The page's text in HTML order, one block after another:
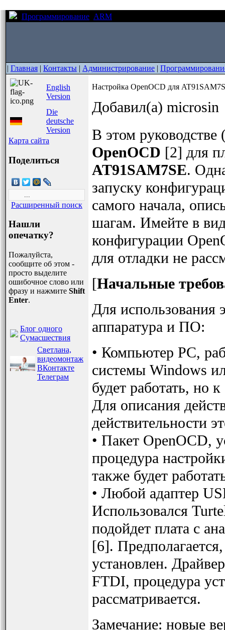
Программирование ARM
| Главная | Контакты | Администрирование |
English
Version
Die
deutsche
Version
Карта сайта
Поделиться
Расширенный поиск
Нашли
опечатку?
Пожалуйста,
сообщите об этом -
просто выделите
ошибочное слово или
фразу и нажмите Shift
Enter.
Блог одного
Сумасшествия
Светлана,
видеомонтаж
ВКонтакте
Телеграм
Настройка OpenOCD для
Добавил(а) microsin
В этом руководстве
OpenOCD [2] для
AT91SAM7SE.
запуску
самого начала,
шагам. Имейте в
конфигурации
для отладки не
[Начальные
Для использования
аппаратура и ПО:
• Компьютер PC,
системы Windows
будет работать, но
Для описания
действительности
• Пакет OpenOCD,
процедура
также будет
• Любой адаптер
Использовался
подойдет плата с
[6].
установлен.
FTDI, процедура
рассматривается.
Замечание: новые